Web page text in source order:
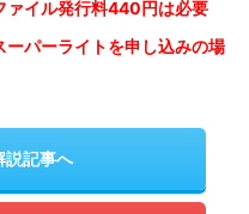
ァイル発行料440円は必要
パーライトを申し込みの場
説記事へ